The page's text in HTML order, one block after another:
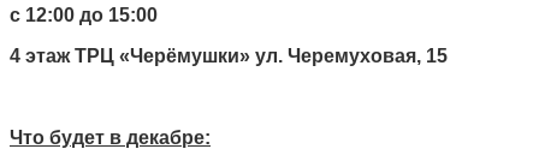
с 12:00 до 15:00
4 этаж ТРЦ «Черёмушки» ул. Черемуховая, 15
Что будет в декабре: